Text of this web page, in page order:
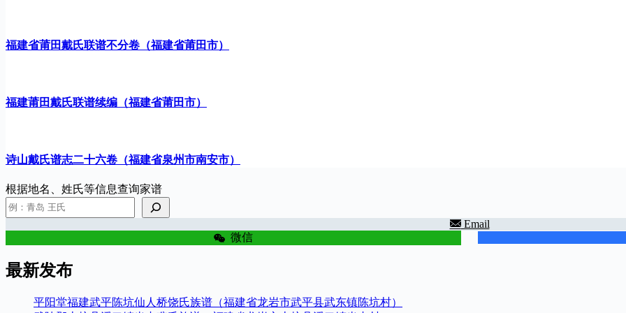
福建省莆田戴氏联谱不分卷（福建省莆田市）
福建莆田戴氏联谱续编（福建省莆田市）
诗山戴氏谱志二十六卷（福建省泉州市南安市）
根据地名、姓氏等信息查询家谱
Email
微信
最新发布
平阳堂福建武平陈坑仙人桥饶氏族谱（福建省龙岩市武平县武东镇陈坑村）